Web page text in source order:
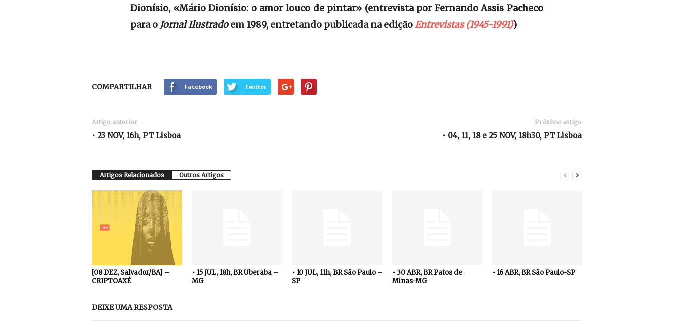
Dionísio, «Mário Dionísio: o amor louco de pintar» (entrevista por Fernando Assis Pacheco
para o Jornal Ilustradoem 1989, entretando publicada na ediçãoEntrevistas (1945-1991))
COMPARTILHAR Facebook Twitter
Artigo anterior
• 23 NOV, 16h, PT Lisboa
Próximo artigo
• 04, 11, 18 e 25 NOV, 18h30, PT Lisboa
Artigos Relacionados Outros Artigos
[08 DEZ, Salvador/BA] –
CRIPTOAXÉ
• 15 JUL, 18h, BR Uberaba –
MG
• 10 JUL, 11h, BR São Paulo –
SP
• 30 ABR, BR Patos de
Minas-MG
• 16 ABR, BR São Paulo-SP
DEIXE UMA RESPOSTA